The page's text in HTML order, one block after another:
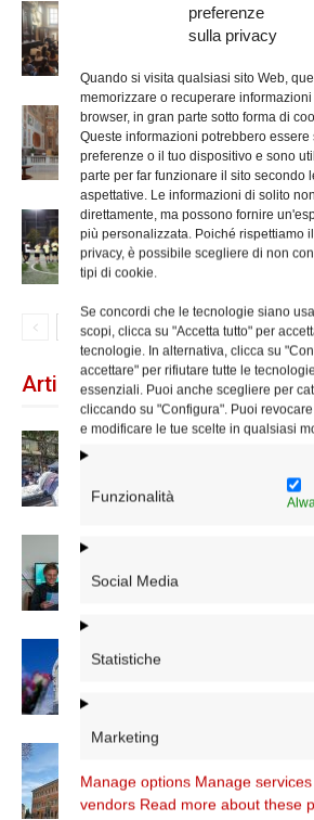
preferenze
sulla privacy
Quando si visita qualsiasi sito Web,
memorizzare o recuperare informazioni
browser, in gran parte sotto forma di
Queste informazioni potrebbero essere
preferenze o il tuo dispositivo e sono
parte per far funzionare il sito secondo
aspettative. Le informazioni di solito
direttamente, ma possono fornire
più personalizzata. Poiché rispettiamo
privacy, è possibile scegliere di non
tipi di cookie.
Se concordi che le tecnologie siano
scopi, clicca su "Accetta tutto" per
tecnologie. In alternativa, clicca su
accettare" per rifiutare tutte le
essenziali. Puoi anche scegliere per
cliccando su "Configura". Puoi
e modificare le tue scelte in qualsiasi
Funzionalità
Social Media
Statistiche
Marketing
Manage options Manage services
vendors Read more about these
A San Carlo al
senza dimora
Il nuovo accesso
Prisca
Us Acli Roma,
calcio a 5 con le
Articoli recenti
Spin Time: la
Dal 28 al 31 agosto il